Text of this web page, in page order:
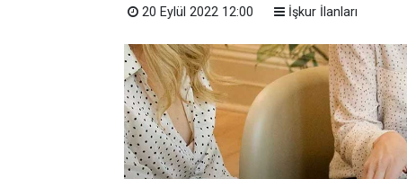
20 Eylül 2022 12:00 İşkur İlanları